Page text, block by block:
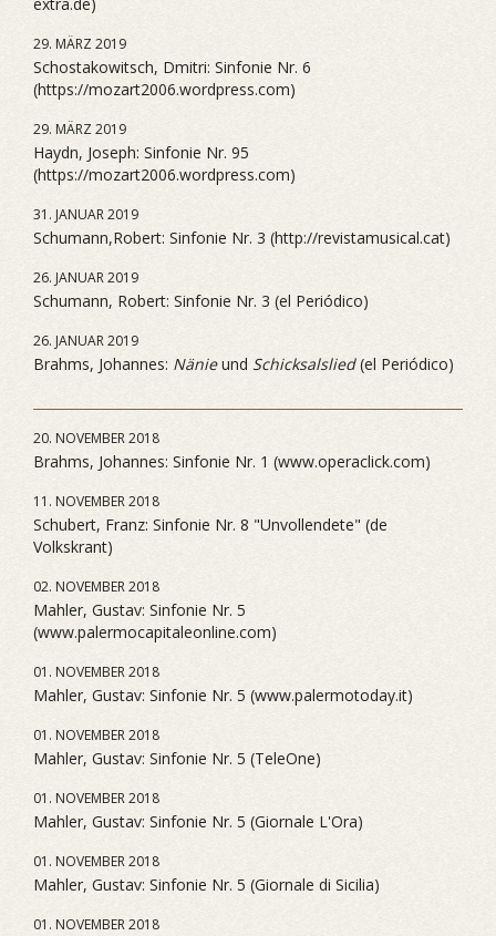
29. MÄRZ 2019
Schostakowitsch, Dmitri: Sinfonie Nr. 6
(https://mozart2006.wordpress.com)
29. MÄRZ 2019
Haydn, Joseph: Sinfonie Nr. 95
(https://mozart2006.wordpress.com)
31. JANUAR 2019
Schumann,Robert: Sinfonie Nr. 3 (http://revistamusical.cat)
26. JANUAR 2019
Schumann, Robert: Sinfonie Nr. 3 (el Periódico)
26. JANUAR 2019
Brahms, Johannes: Nänieund Schicksalslied(el Periódico)
20. NOVEMBER 2018
Brahms, Johannes: Sinfonie Nr. 1 (www.operaclick.com)
11. NOVEMBER 2018
Schubert, Franz: Sinfonie Nr. 8 "Unvollendete" (de
Volkskrant)
02. NOVEMBER 2018
Mahler, Gustav: Sinfonie Nr. 5
(www.palermocapitaleonline.com)
01. NOVEMBER 2018
Mahler, Gustav: Sinfonie Nr. 5 (www.palermotoday.it)
01. NOVEMBER 2018
Mahler, Gustav: Sinfonie Nr. 5 (TeleOne)
01. NOVEMBER 2018
Mahler, Gustav: Sinfonie Nr. 5 (Giornale L'Ora)
01. NOVEMBER 2018
Mahler, Gustav: Sinfonie Nr. 5 (Giornale di Sicilia)
01. NOVEMBER 2018